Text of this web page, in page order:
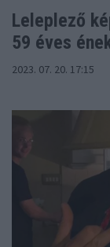
Leleplező
59 éves
2023. 07. 20. 17:15